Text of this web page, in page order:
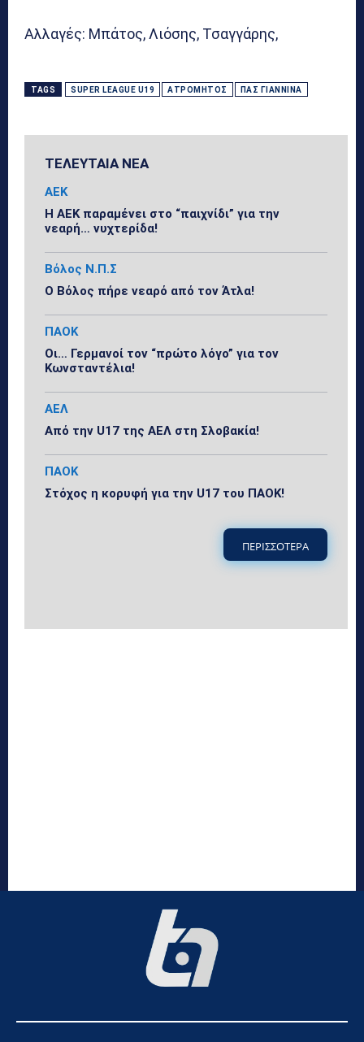
Αλλαγές: Μπάτος, Λιόσης, Τσαγγάρης,
TAGS SUPER LEAGUE U19 ΑΤΡΌΜΗΤΟΣ ΠΑΣ ΓΙΆΝΝΙΝΑ
ΤΕΛΕΥΤΑΙΑ ΝΕΑ
ΑΕΚ
Η ΑΕΚ παραμένει στο “παιχνίδι” για την
νεαρή… νυχτερίδα!
Βόλος Ν.Π.Σ
Ο Βόλος πήρε νεαρό από τον Άτλα!
ΠΑΟΚ
Οι… Γερμανοί τον “πρώτο λόγο” για τον
Κωνσταντέλια!
ΑΕΛ
Από την U17 της ΑΕΛ στη Σλοβακία!
ΠΑΟΚ
Στόχος η κορυφή για την U17 του ΠΑΟΚ!
ΠΕΡΙΣΣΟΤΕΡΑ